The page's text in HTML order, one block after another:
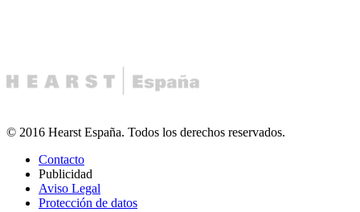
© 2016 Hearst España. Todos los derechos reservados.
Contacto
Publicidad
Aviso Legal
Protección de datos